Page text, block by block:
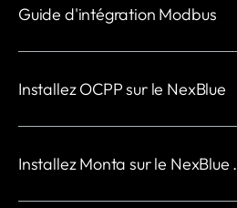
Guide d'intégration Modbus
Installez OCPP sur le NexBlue
Installez Monta sur le NexBlue .